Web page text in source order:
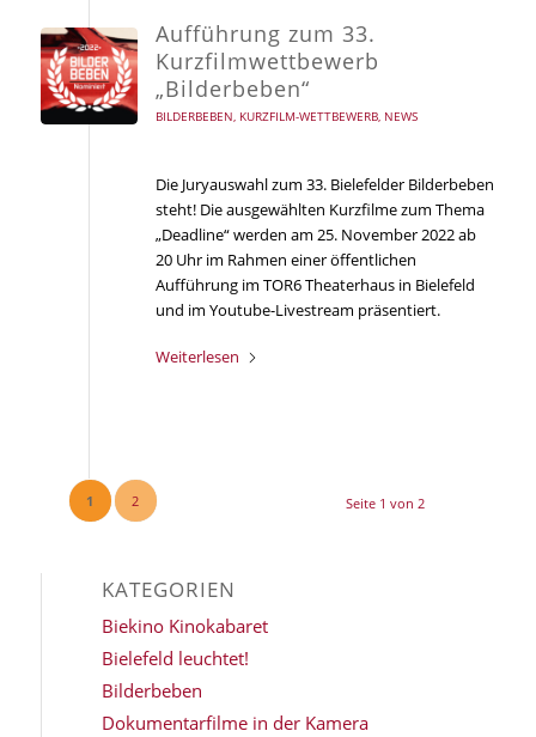
Aufführung zum 33.
Kurzfilmwettbewerb
„Bilderbeben“
BILDERBEBEN, KURZFILM-WETTBEWERB, NEWS
Die Juryauswahl zum 33. Bielefelder Bilderbeben
steht! Die ausgewählten Kurzfilme zum Thema
„Deadline“ werden am 25. November 2022 ab
20 Uhr im Rahmen einer öffentlichen
Aufführung im TOR6 Theaterhaus in Bielefeld
und im Youtube-Livestream präsentiert.
Weiterlesen
Seite 1 von 2
1 2
KATEGORIEN
Biekino Kinokabaret
Bielefeld leuchtet!
Bilderbeben
Dokumentarfilme in der Kamera